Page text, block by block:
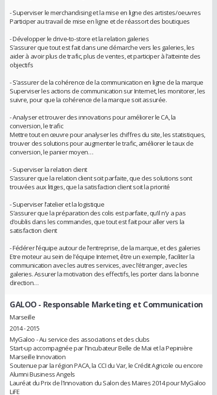
- Superviser le merchandising et la mise en ligne des artistes/oeuvres
Participer au travail de mise en ligne et de réassort des boutiques
- Développer le drive-to-store et la relation galeries
S’assurer que tout est fait dans une démarche vers les galeries, les
aider à avoir plus de trafic, plus de ventes, et participer à l’atteinte des
objectifs
- S’assurer de la cohérence de la communication en ligne de la marque
Superviser les actions de communication sur Internet, les monitorer, les
suivre, pour que la cohérence de la marque soit assurée.
- Analyser et trouver des innovations pour améliorer le CA, la
conversion, le trafic
Mettre tout en œuvre pour analyser les chiffres du site, les statistiques,
trouver des solutions pour augmenter le trafic, améliorer le taux de
conversion, le panier moyen…
- Superviser la relation client
S’assurer que la relation client soit parfaite, que des solutions sont
trouvées aux litiges, que la satisfaction client soit la priorité
- Superviser l’atelier et la logistique
S’assurer que la préparation des colis est parfaite, qu’il n’y a pas
d’oublis dans les commandes, que tout est fait pour aller vers la
satisfaction client
- Fédérer l’équipe autour de l’entreprise, de la marque, et des galeries
Etre moteur au sein de l’équipe Internet, être un exemple, faciliter la
communication avec les autres services, avec l’étranger, avec les
galeries. Assurer la motivation des effectifs, les porter dans la bonne
direction…
GALOO - Responsable Marketing et Communication
Marseille
2014 - 2015
MyGaloo - Au service des associations et des clubs
Start-up accompagnée par l'Incubateur Belle de Mai et la Pepinière
Marseille Innovation
Soutenue par la région PACA, la CCI du Var, le Crédit Agricole ou encore
Alumni Business Angels
Lauréat du Prix de l'Innovation du Salon des Maires 2014 pour MyGaloo
LiFE